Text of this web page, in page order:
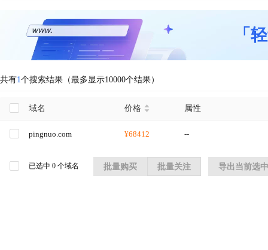
「
共有1个搜索结果（最多显示10000个结果）
域名 价格 属性
pingnuo.com ¥68412 --
已选中 0 个域名 批量购买 批量关注 导出当前选中